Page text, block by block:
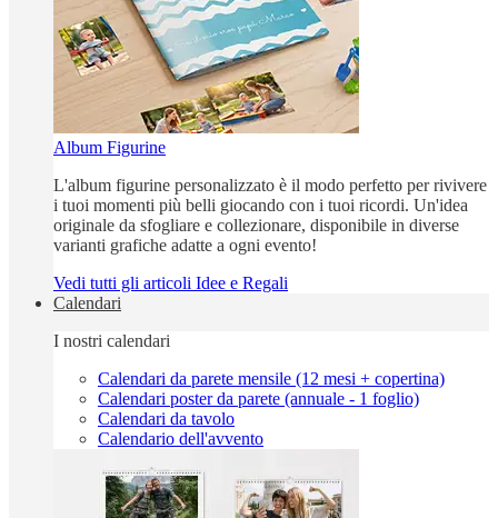
Album Figurine
L'album figurine personalizzato è il modo perfetto per rivivere
i tuoi momenti più belli giocando con i tuoi ricordi. Un'idea
originale da sfogliare e collezionare, disponibile in diverse
varianti grafiche adatte a ogni evento!
Vedi tutti gli articoli Idee e Regali
Calendari
I nostri calendari
Calendari da parete mensile (12 mesi + copertina)
Calendari poster da parete (annuale - 1 foglio)
Calendari da tavolo
Calendario dell'avvento